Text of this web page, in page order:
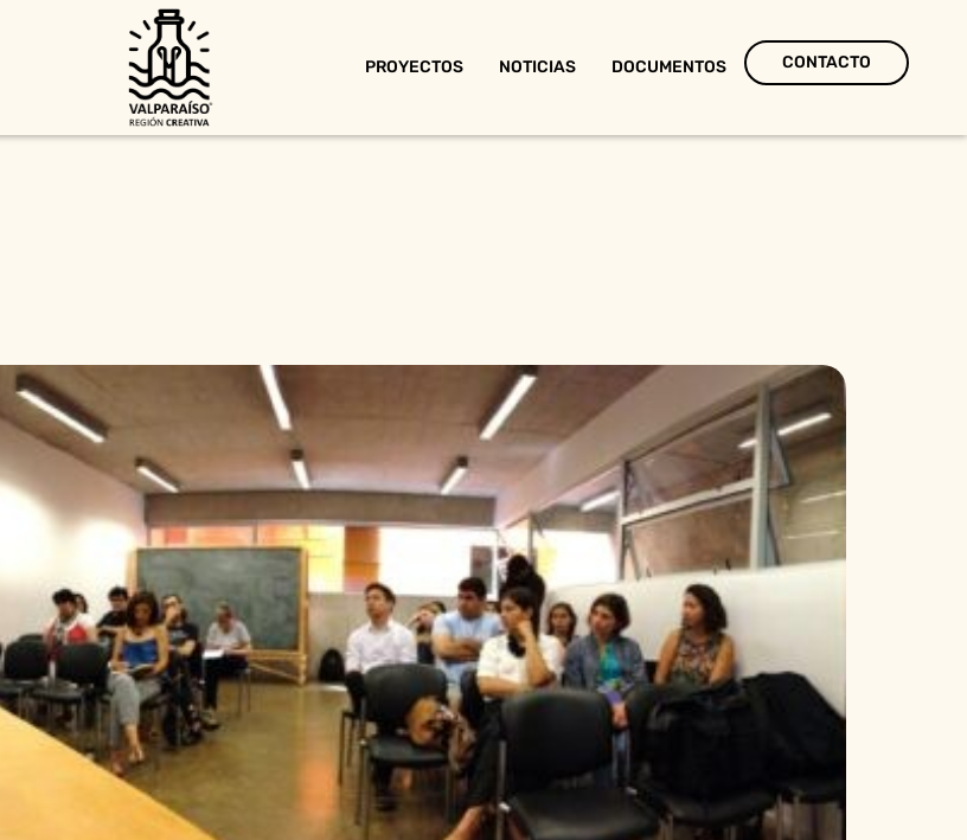
PROYECTOS NOTICIAS DOCUMENTOS CONTACTO